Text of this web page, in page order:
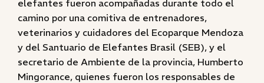
elefantes fueron acompañadas durante todo el
camino por una comitiva de entrenadores,
veterinarios y cuidadores del Ecoparque Mendoza
y del Santuario de Elefantes Brasil (SEB), y el
secretario de Ambiente de la provincia, Humberto
Mingorance, quienes fueron los responsables de